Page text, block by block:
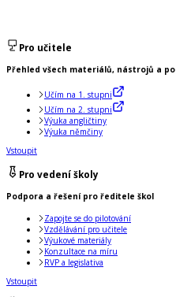
Pro učitele
Přehled všech materiálů, nástrojů a
Učím na 1. stupni
Učím na 2. stupni
Výuka angličtiny
Výuka němčiny
Vstoupit
Pro vedení školy
Podpora a řešení pro ředitele škol
Zapojte se do pilotování
Vzdělávání pro učitele
Výukové materiály
Konzultace na míru
RVP a legislativa
Vstoupit